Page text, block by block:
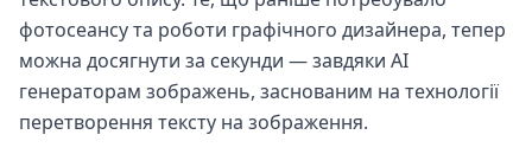
фотосеансу та роботи графічного дизайнера, тепер
можна досягнути за секунди — завдяки AI
генераторам зображень, заснованим на технології
перетворення тексту на зображення.